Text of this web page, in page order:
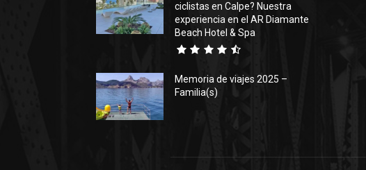
ciclistas en Calpe? Nuestra
experiencia en el AR Diamante
Beach Hotel & Spa
Memoria de viajes 2025 –
Familia(s)